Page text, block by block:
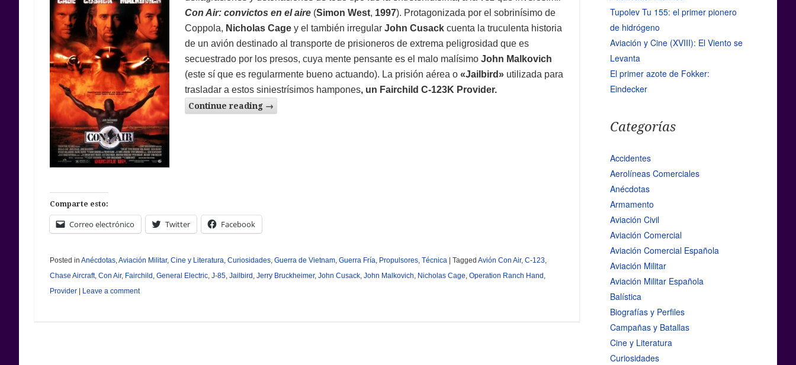
Con Air: convictos en el aire (Simon West, 1997). Protagonizada por el sobrinísimo de
Coppola, Nicholas Cage y el también irregularJohn Cusack cuenta la truculenta historia
de un avión destinado al transporte de prisioneros de extrema peligrosidad que es
secuestrado por los presos, cuya mente pensante es el malo malísimoJohn Malkovich
(este sí que es regularmente bueno actuando). La prisión aérea o«Jailbird» utilizada para
trasladar a estos siniestrísimos hampones, un Fairchild C-123K Provider.
Continue reading →
Comparte esto:
Correo electrónico Twitter Facebook
Posted in Anécdotas,Aviación Militar, Cine y Literatura, Curiosidades, Guerra de Vietnam, Guerra Fría, Propulsores, Técnica | Tagged Avión Con Air, C-123,
Chase Aircraft, Con Air, Fairchild, General Electric, J-85, Jailbird, Jerry Bruckheimer, John Cusack, John Malkovich, Nicholas Cage, Operation Ranch Hand,
Provider | Leave a comment
Tupolev Tu 155: el primer pionero
de hidrógeno
Aviación y Cine (XVIII): El Viento se
Levanta
El primer azote de Fokker:
Eindecker
Categorías
Accidentes
Aerolíneas Comerciales
Anécdotas
Armamento
Aviación Civil
Aviación Comercial
Aviación Comercial Española
Aviación Militar
Aviación Militar Española
Balística
Biografías y Perfiles
Campañas y Batallas
Cine y Literatura
Curiosidades